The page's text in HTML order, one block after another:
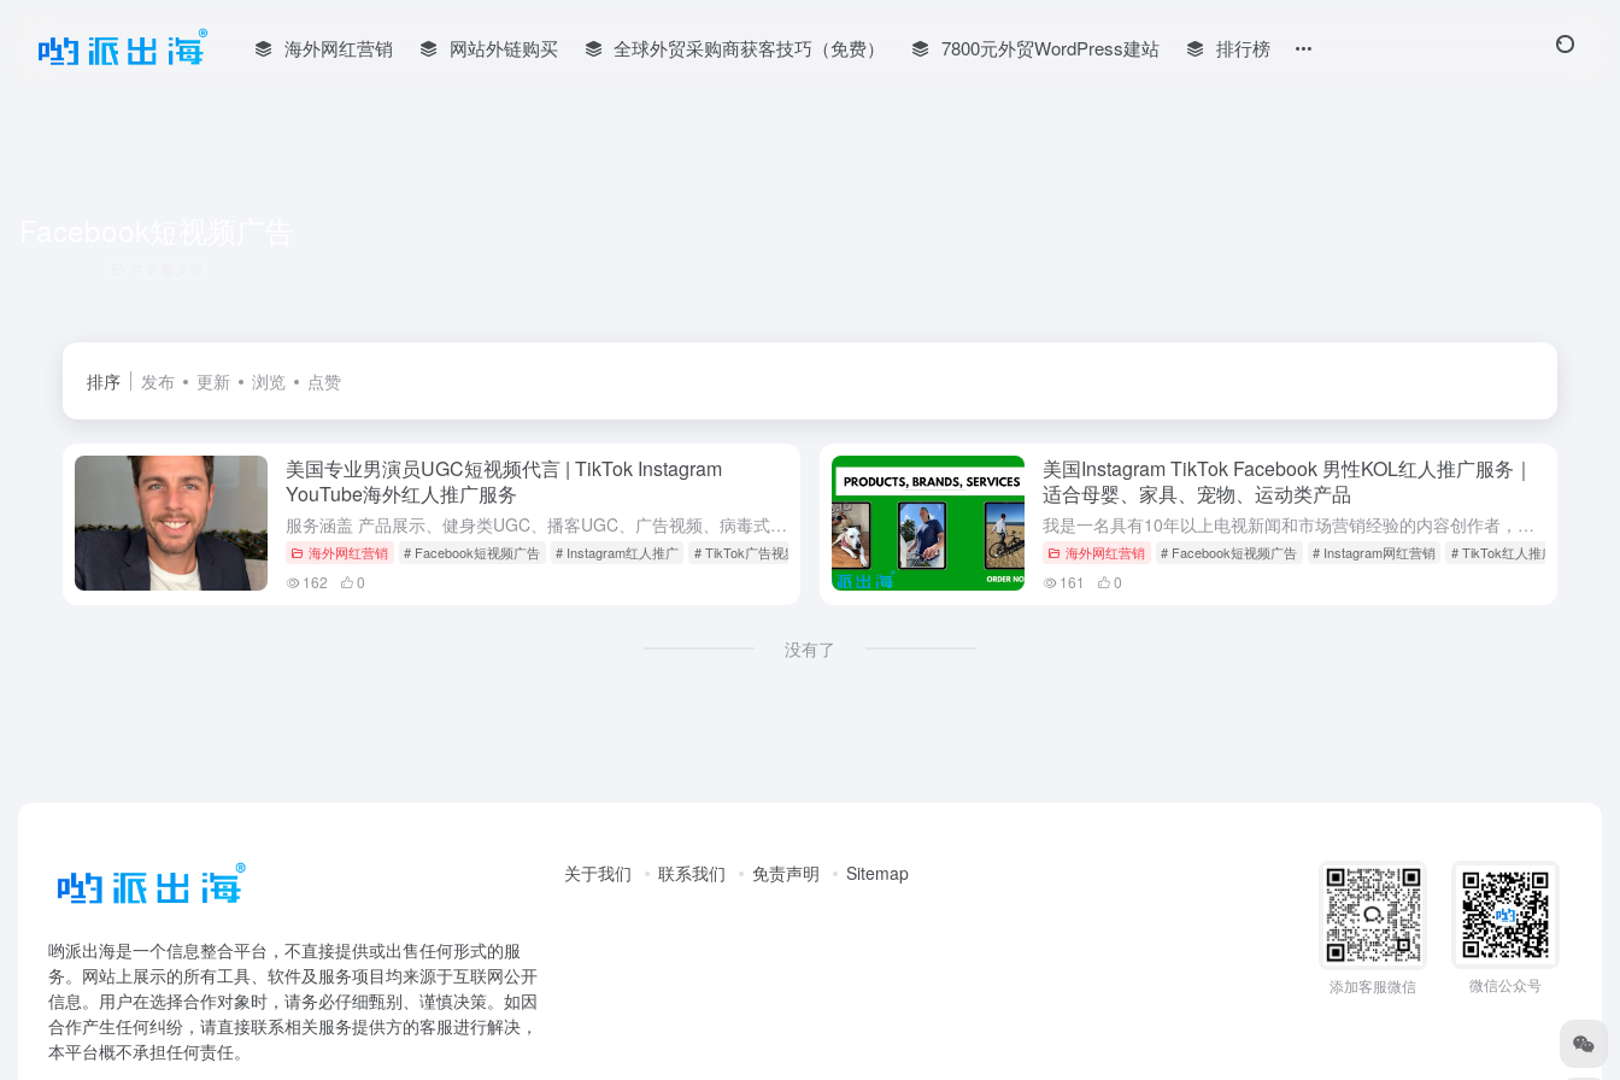
海外网红营销 网站外链购买 全球外贸采购商获客技巧（免费） 7800元外贸WordPress建站 排行榜
排序 发布 更新 浏览 点赞
美国专业男演员UGC短视频代言 | TikTok Instagram
YouTube海外红人推广服务
服务涵盖 产品展示、健身类UGC、播客UGC、广告视频、病毒式短视频 等多种形式，并提供专业剪辑和后期处...
海外网红营销 # Facebook短视频广告 # Instagram红人推广 # TikTok广告视频
162 0
美国Instagram TikTok Facebook 男性KOL红人推广服务｜
适合母婴、家具、宠物、运动类产品
我是一名具有10年以上电视新闻和市场营销经验的内容创作者，曾担任区域电视台记者和体育主播，擅长通过...
海外网红营销 # Facebook短视频广告 # Instagram网红营销 # TikTok红人推广
161 0
没有了
哟派出海是一个信息整合平台，不直接提供或出售任何形式的服
务。网站上展示的所有工具、软件及服务项目均来源于互联网公开
信息。用户在选择合作对象时，请务必仔细甄别、谨慎决策。如因
合作产生任何纠纷，请直接联系相关服务提供方的客服进行解决，
本平台概不承担任何责任。
关于我们 联系我们 免责声明 Sitemap
添加客服微信 微信公众号